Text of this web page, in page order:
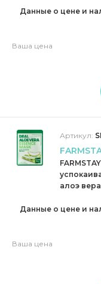
Данные о цене и
Ваша цена
Артикул:
алоэ вера
Данные о цене и
Ваша цена